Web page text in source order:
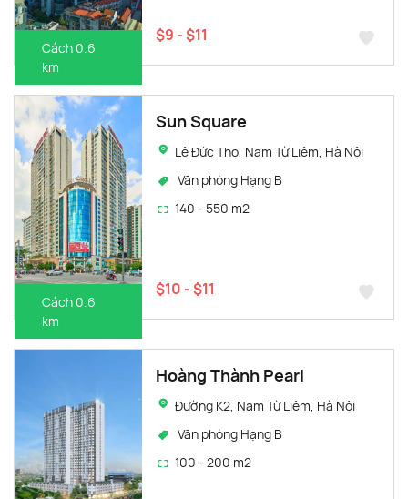
Cách 0.6
km
$9 - $11
Cách 0.6
km
Sun Square
Lê Đức Thọ, Nam Từ Liêm, Hà Nội
Văn phòng Hạng B
140 - 550 m2
$10 - $11
Hoàng Thành Pearl
Đường K2, Nam Từ Liêm, Hà Nội
Văn phòng Hạng B
100 - 200 m2